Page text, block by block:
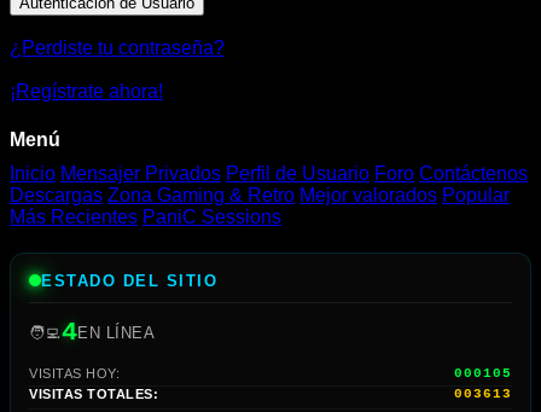
🛸
|
Jugar
Gratis
Online
¿Perdiste tu contraseña?
¡Regístrate ahora!
Menú
Inicio Mensajer Privados Perfil de Usuario Foro Contáctenos
Descargas Zona Gaming & Retro Mejor valorados Popular
Más Recientes PaniC Sessions
ESTADO DEL SITIO
🧑‍💻4EN LÍNEA
VISITAS HOY:
000105
VISITAS TOTALES:
003613